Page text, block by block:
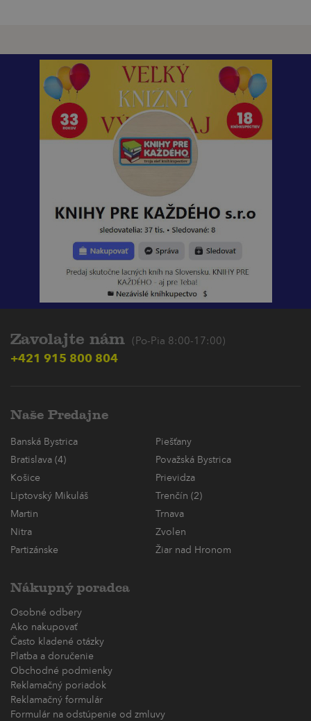
Zavolajte nám (Po-Pia 8:00-17:00)
+421 915 800 804
Naše Predajne
Banská Bystrica
Piešťany
Bratislava (4)
Považská Bystrica
Košice
Prievidza
Liptovský Mikuláš
Trenčín (2)
Martin
Trnava
Nitra
Zvolen
Partizánske
Žiar nad Hronom
Nákupný poradca
Osobné odbery
Ako nakupovať
Často kladené otázky
Platba a doručenie
Obchodné podmienky
Reklamačný poriadok
Reklamačný formulár
Formulár na odstúpenie od zmluvy